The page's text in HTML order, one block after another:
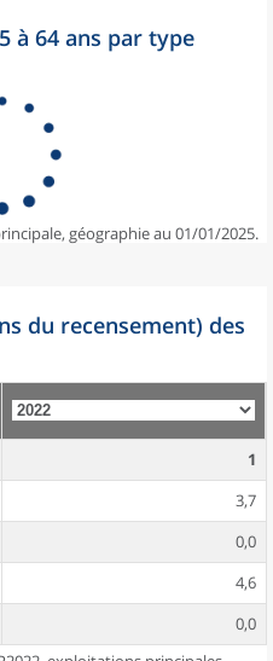
à 64 ans par type
géographie au 01/01/2025.
du recensement) des
1
3,7
0,0
4,6
0,0